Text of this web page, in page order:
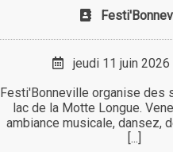
jeudi 11 juin 2026
Festi'Bonneville organise des
lac de la Motte Longue.
ambiance musicale, dansez,
[...]